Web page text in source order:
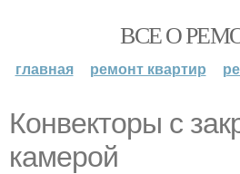
ВСЕ О
главная ремонт квартир
Конвекторы с
камерой